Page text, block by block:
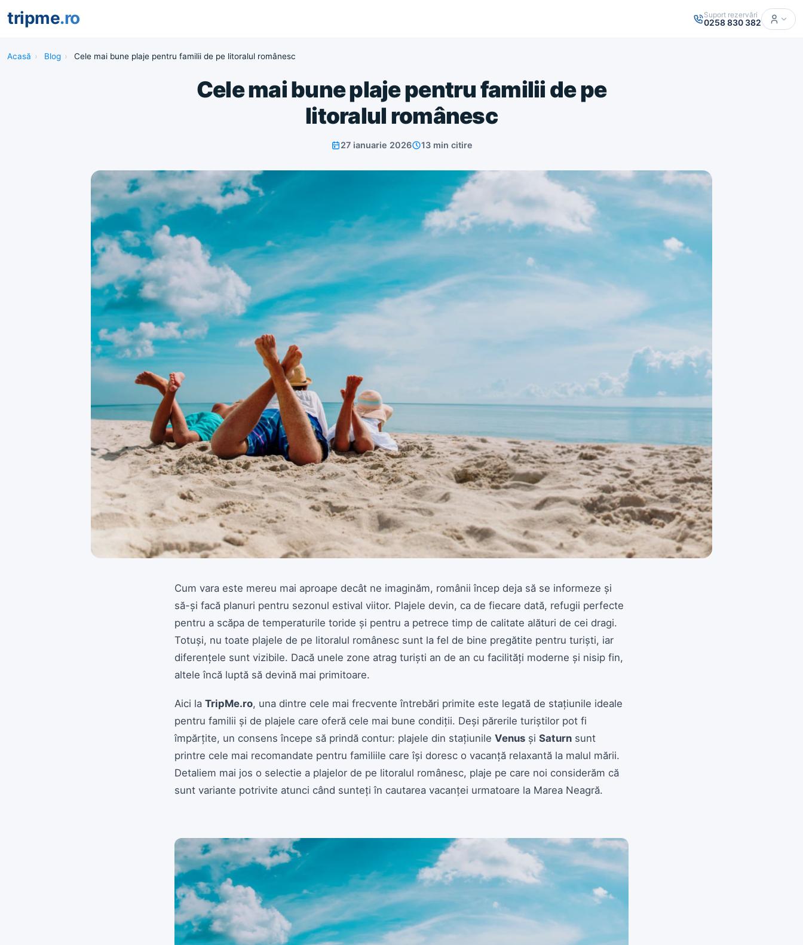
tripme.ro Suport rezervări
0258 830 382
Acasă › Blog › Cele mai bune plaje pentru familii de pe litoralul românesc
Cele mai bune plaje pentru familii de pe
litoralul românesc
27 ianuarie 2026 13 min citire
Cum vara este mereu mai aproape decât ne imaginăm, românii încep deja să se informeze și
să-și facă planuri pentru sezonul estival viitor. Plajele devin, ca de fiecare dată, refugii perfecte
pentru a scăpa de temperaturile toride și pentru a petrece timp de calitate alături de cei dragi.
Totuși, nu toate plajele de pe litoralul românesc sunt la fel de bine pregătite pentru turiști, iar
diferențele sunt vizibile. Dacă unele zone atrag turiști an de an cu facilități moderne și nisip fin,
altele încă luptă să devină mai primitoare.
Aici la TripMe.ro, una dintre cele mai frecvente întrebări primite este legată de stațiunile ideale
pentru familii și de plajele care oferă cele mai bune condiții. Deși părerile turiștilor pot fi
împărțite, un consens începe să prindă contur: plajele din stațiunile Venus și Saturn sunt
printre cele mai recomandate pentru familiile care își doresc o vacanță relaxantă la malul mării.
Detaliem mai jos o selectie a plajelor de pe litoralul românesc, plaje pe care noi considerăm că
sunt variante potrivite atunci când sunteți în cautarea vacanței urmatoare la Marea Neagră.